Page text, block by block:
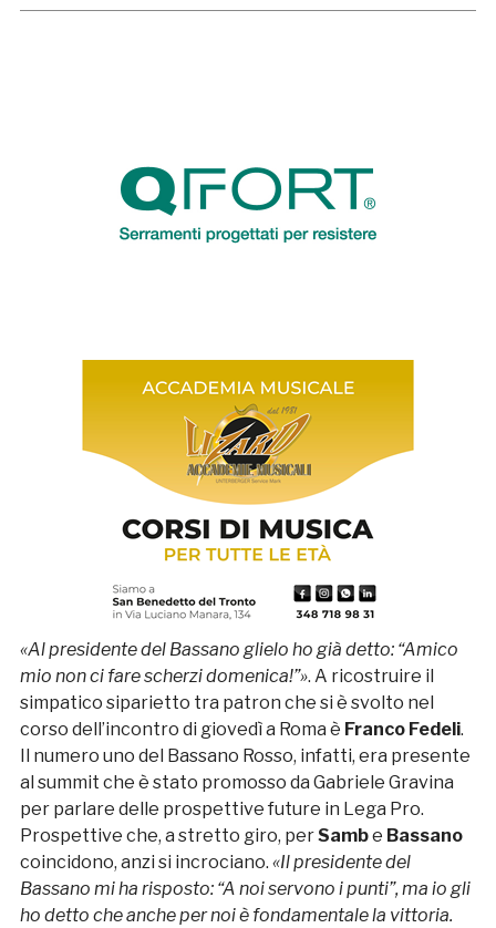
«Al presidente del Bassano glielo ho già detto: “Amico
mio non ci fare scherzi domenica!”». A ricostruire il
simpatico siparietto tra patron che si è svolto nel
corso dell’incontro di giovedì a Roma è Franco Fedeli.
Il numero uno del Bassano Rosso, infatti, era presente
al summit che è stato promosso da Gabriele Gravina
per parlare delle prospettive future in Lega Pro.
Prospettive che, a stretto giro, perSambe Bassano
coincidono, anzi si incrociano. «Il presidente del
Bassano mi ha risposto: “A noi servono i punti”, ma io gli
ho detto che anche per noi è fondamentale la vittoria.